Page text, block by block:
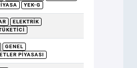
YEK-G
ELEKTRIK
GENEL
PIYASASI